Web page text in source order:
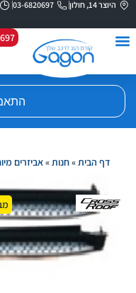
היוצר 14, חולון 03-6820697
דף הבית»חנות»אביזרים